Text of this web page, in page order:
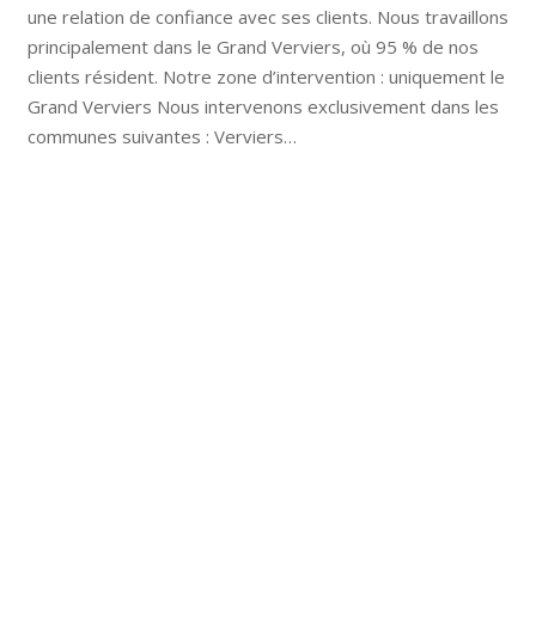
une relation de confiance avec ses clients. Nous travaillons
principalement dans le Grand Verviers, où 95 % de nos
clients résident. Notre zone d’intervention : uniquement le
Grand Verviers Nous intervenons exclusivement dans les
communes suivantes : Verviers…